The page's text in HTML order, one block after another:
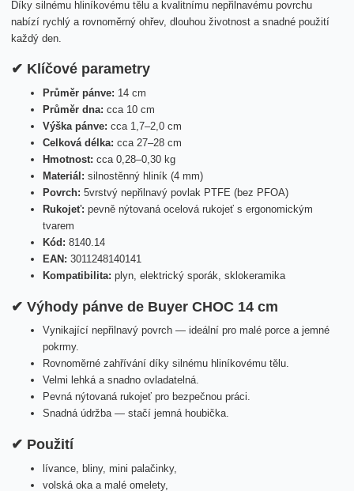
Díky silnému hliníkovému tělu a kvalitnímu nepřilnavému povrchu
nabízí rychlý a rovnoměrný ohřev, dlouhou životnost a snadné použití
každý den.
✔ Klíčové parametry
Průměr pánve: 14 cm
Průměr dna: cca 10 cm
Výška pánve: cca 1,7–2,0 cm
Celková délka: cca 27–28 cm
Hmotnost: cca 0,28–0,30 kg
Materiál: silnostěnný hliník (4 mm)
Povrch: 5vrstvý nepřilnavý povlak PTFE (bez PFOA)
Rukojeť: pevně nýtovaná ocelová rukojeť s ergonomickým
tvarem
Kód: 8140.14
EAN: 3011248140141
Kompatibilita: plyn, elektrický sporák, sklokeramika
✔ Výhody pánve de Buyer CHOC 14 cm
Vynikající nepřilnavý povrch — ideální pro malé porce a jemné
pokrmy.
Rovnoměrné zahřívání díky silnému hliníkovému tělu.
Velmi lehká a snadno ovladatelná.
Pevná nýtovaná rukojeť pro bezpečnou práci.
Snadná údržba — stačí jemná houbička.
✔ Použití
lívance, bliny, mini palačinky,
volská oka a malé omelety,